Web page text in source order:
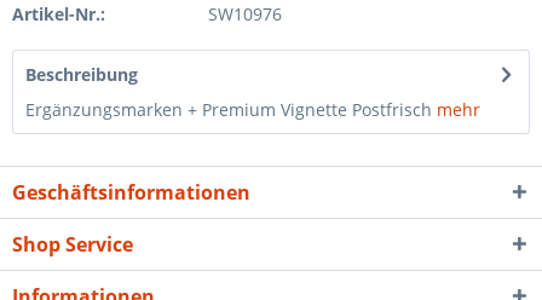
Artikel-Nr.: SW10976
Beschreibung
Ergänzungsmarken + Premium Vignette Postfrisch mehr
Geschäftsinformationen
Shop Service